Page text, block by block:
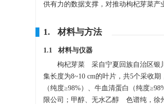
供有力的数据支撑，对推动枸杞芽菜产
1. 材料与方法
1.1 材料与仪器
枸杞芽菜 采自宁夏回族自治区银
集长度为8~10 cm的叶片，共5个采收
（纯度≥98%）、牛血清蛋白（纯度
限公司；甲醇、无水乙醇 色谱纯，徐